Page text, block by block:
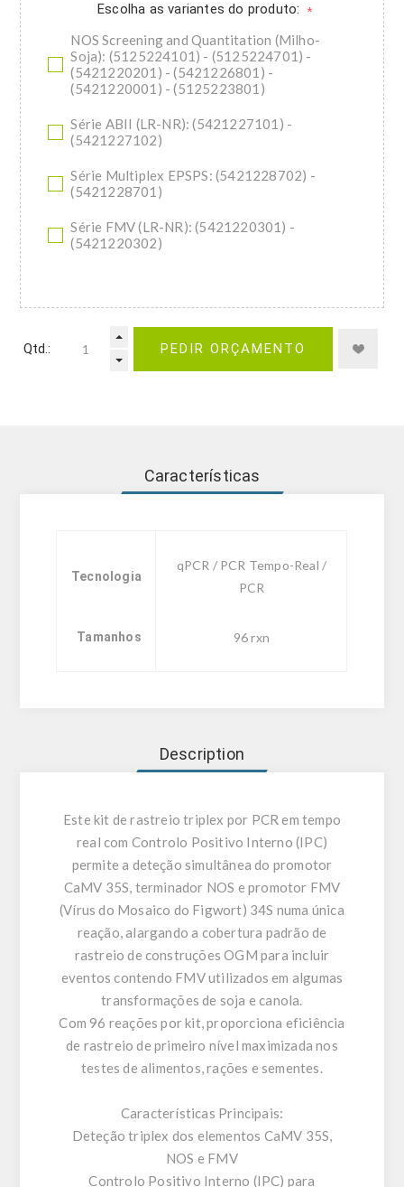
Escolha as variantes do produto: *
NOS Screening and Quantitation (Milho-
Soja): (5125224101) - (5125224701) -
(5421220201) - (5421226801) -
(5421220001) - (5125223801)
Série ABII (LR-NR): (5421227101) -
(5421227102)
Série Multiplex EPSPS: (5421228702) -
(5421228701)
Série FMV (LR-NR): (5421220301) -
(5421220302)
Qtd.: PEDIR ORÇAMENTO
Características
Tecnologia
qPCR / PCR Tempo-Real /
PCR
Tamanhos 96 rxn
Description
Este kit de rastreio triplex por PCR em tempo
real com Controlo Positivo Interno (IPC)
permite a deteção simultânea do promotor
CaMV 35S, terminador NOS e promotor FMV
(Vírus do Mosaico do Figwort) 34S numa única
reação, alargando a cobertura padrão de
rastreio de construções OGM para incluir
eventos contendo FMV utilizados em algumas
transformações de soja e canola.
Com 96 reações por kit, proporciona eficiência
de rastreio de primeiro nível maximizada nos
testes de alimentos, rações e sementes.
Características Principais:
Deteção triplex dos elementos CaMV 35S,
NOS e FMV
Controlo Positivo Interno (IPC) para